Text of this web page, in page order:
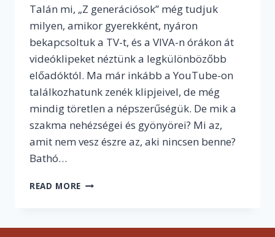
Talán mi, „Z generációsok” még tudjuk
milyen, amikor gyerekként, nyáron
bekapcsoltuk a TV-t, és a VIVA-n órákon át
videóklipeket néztünk a legkülönbözőbb
előadóktól. Ma már inkább a YouTube-on
találkozhatunk zenék klipjeivel, de még
mindig töretlen a népszerűségük. De mik a
szakma nehézségei és gyönyörei? Mi az,
amit nem vesz észre az, aki nincsen benne?
Bathó…
READ MORE „HA